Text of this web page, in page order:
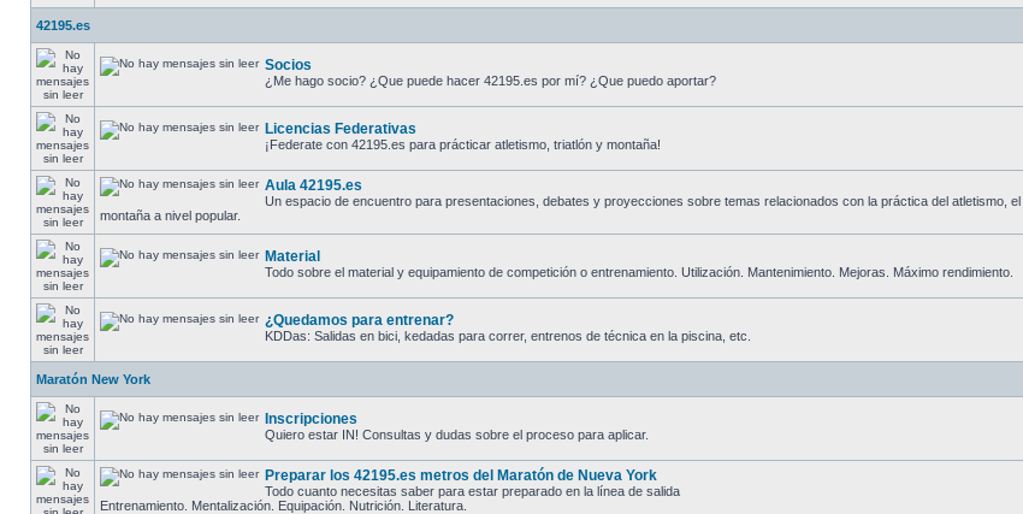
42195.es
Socios
¿Me hago socio? ¿Que puede hacer 42195.es por mí? ¿Que puedo aportar?
Licencias Federativas
¡Federate con 42195.es para prácticar atletismo, triatlón y montaña!
Aula 42195.es
Un espacio de encuentro para presentaciones, debates y proyecciones sobre temas relacionados con la práctica del atletismo,
montaña a nivel popular.
Material
Todo sobre el material y equipamiento de competición o entrenamiento. Utilización. Mantenimiento. Mejoras. Máximo rendimiento.
¿Quedamos para entrenar?
KDDas: Salidas en bici, kedadas para correr, entrenos de técnica en la piscina, etc.
Maratón New York
Inscripciones
Quiero estar IN! Consultas y dudas sobre el proceso para aplicar.
Preparar los 42195.es metros del Maratón de Nueva York
Todo cuanto necesitas saber para estar preparado en la línea de salida
Entrenamiento. Mentalización. Equipación. Nutrición. Literatura.